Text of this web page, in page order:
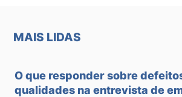
MAIS LIDAS
O que responder sobre
qualidades na entrevista de